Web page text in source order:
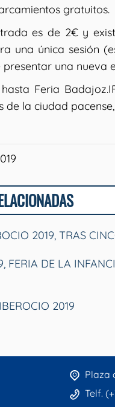
gratuitos.
es de 2€ y
una única sesión
presentar una nueva
Feria
de la ciudad
2019, TRAS
FERIA DE LA
2019
Plaza
Telf.